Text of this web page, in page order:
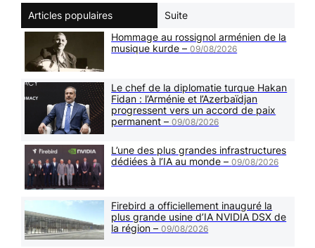
Articles populaires
Suite
Hommage au rossignol arménien de la
musique kurde –09/08/2026
Le chef de la diplomatie turque Hakan
Fidan : l’Arménie et l’Azerbaïdjan
progressent vers un accord de paix
permanent –09/08/2026
L’une des plus grandes infrastructures
dédiées à l’IA au monde –09/08/2026
Firebird a officiellement inauguré la
plus grande usine d’IA NVIDIA DSX de
la région –09/08/2026